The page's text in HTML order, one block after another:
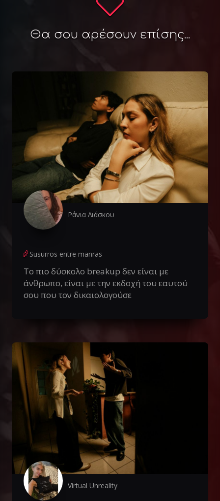
Θα σου αρέσουν επίσης...
Ράνια Λιάσκου
Susurros entre manras
Το πιο δύσκολο breakup δεν είναι με
άνθρωπο, είναι με την εκδοχή του εαυτού
σου που τον δικαιολογούσε
Virtual Unreality